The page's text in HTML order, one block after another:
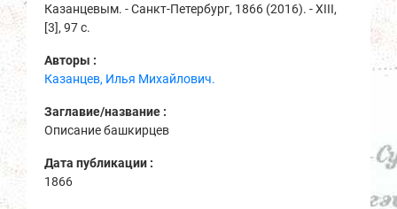
Казанцевым. - Санкт-Петербург, 1866 (2016). - XIII,
[3], 97 с.
Авторы :
Казанцев, Илья Михайлович.
Заглавие/название :
Описание башкирцев
Дата публикации :
1866